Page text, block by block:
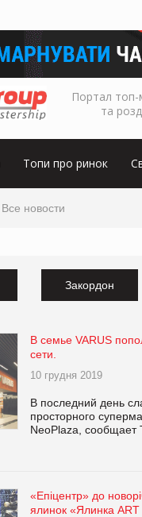
Портал топ-
та
Топи про ринок
Все новости
Закордон
В семье VARUS
сети.
10 грудня 2019
В последний день
просторного
NeoPlaza, сообщает
«Епіцентр» до
ялинок «Ялинка